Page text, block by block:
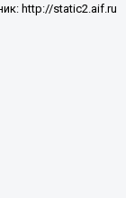
http://static2.aif.ru